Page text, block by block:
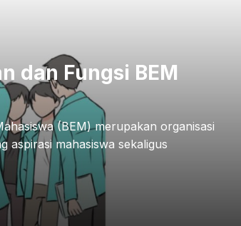
dan Fungsi BEM
(BEM) merupakan organisasi
aspirasi mahasiswa sekaligus